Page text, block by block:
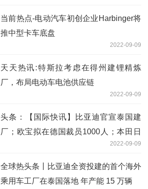
当前热点-电动汽车初创企业Harbinger将
推中型卡车底盘
2022-09-09
天天热讯:特斯拉考虑在得州建锂精炼
厂，布局电动车电池供应链
2022-09-09
头条：【国际快讯】比亚迪官宣泰国建
厂；欧宝拟在德国裁员1000人；本田日
2022-09-09
全球热头条丨比亚迪全资投建的首个海外
乘用车工厂在泰国落地 年产能 15 万辆